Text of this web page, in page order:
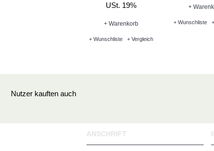
USt. 19%
+ Warenkorb
+ Wunschliste + Vergleich
+
+ Wunschliste
Nutzer kauften auch
ANSCHRIFT